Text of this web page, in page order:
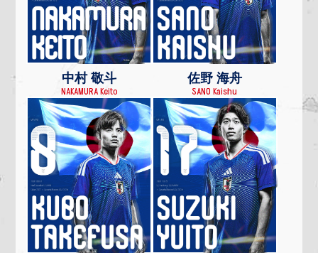
中村 敬斗
NAKAMURA Keito
佐野 海舟
SANO Kaishu